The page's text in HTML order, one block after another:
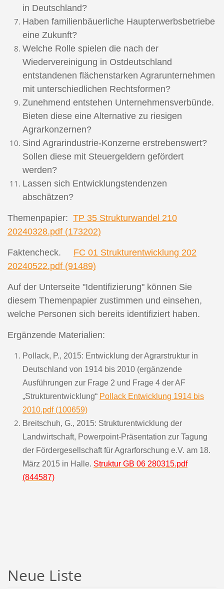
in Deutschland?
Haben familienbäuerliche Haupterwerbsbetriebe
eine Zukunft?
Welche Rolle spielen die nach der
Wiedervereinigung in Ostdeutschland
entstandenen flächenstarken Agrarunternehmen
mit unterschiedlichen Rechtsformen?
Zunehmend entstehen Unternehmensverbünde.
Bieten diese eine Alternative zu riesigen
Agrarkonzernen?
Sind Agrarindustrie-Konzerne erstrebenswert?
Sollen diese mit Steuergeldern gefördert
werden?
Lassen sich Entwicklungstendenzen
abschätzen?
Themenpapier: TP 35 Strukturwandel 210
20240328.pdf (173202)
Faktencheck. FC 01 Strukturentwicklung 202
20240522.pdf (91489)
Auf der Unterseite "Identifizierung" können Sie
diesem Themenpapier zustimmen und einsehen,
welche Personen sich bereits identifiziert haben.
Ergänzende Materialien:
Pollack, P., 2015: Entwicklung der Agrarstruktur in
Deutschland von 1914 bis 2010 (ergänzende
Ausführungen zur Frage 2 und Frage 4 der AF
„Strukturentwicklung“ Pollack Entwicklung 1914 bis
2010.pdf (100659)
Breitschuh, G., 2015: Strukturentwicklung der
Landwirtschaft, Powerpoint-Präsentation zur Tagung
der Fördergesellschaft für Agrarforschung e.V. am 18.
März 2015 in Halle. Struktur GB 06 280315.pdf
(844587)
Neue Liste